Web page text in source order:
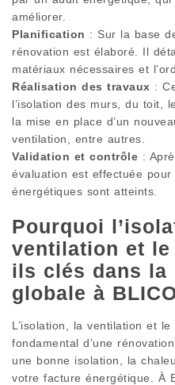
améliorer.
Planification : Sur la base
rénovation est élaboré. Il
matériaux nécessaires et
Réalisation des travaux :
l’isolation des murs, du toit,
la mise en place d’un
ventilation, entre autres.
Validation et contrôle :
évaluation est effectuée
énergétiques sont atteints.
Pourquoi
ventilation et le
ils clés dans la
globale à
L’isolation, la ventilation et
fondamental d’une
une bonne isolation, la
votre facture énergétique. À